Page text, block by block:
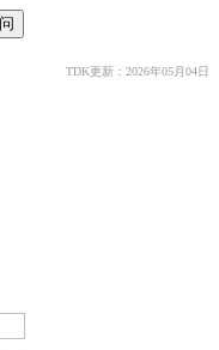
TDK更新：2026年05月04日